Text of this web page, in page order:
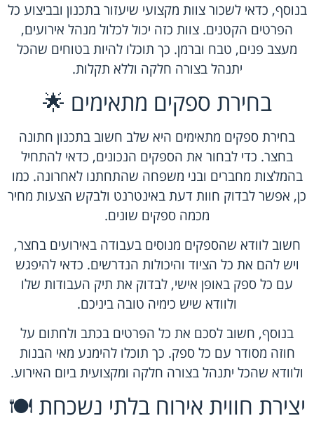
בנוסף, כדאי לשכור צוות מקצועי שיעזור בתכנון ובביצוע כל
הפרטים הקטנים. צוות כזה יכול לכלול מנהל אירועים,
מעצב פנים, טבח וברמן. כך תוכלו להיות בטוחים שהכל
יתנהל בצורה חלקה וללא תקלות.
בחירת ספקים מתאימים 🌟
בחירת ספקים מתאימים היא שלב חשוב בתכנון חתונה
בחצר. כדי לבחור את הספקים הנכונים, כדאי להתחיל
בהמלצות מחברים ובני משפחה שהתחתנו לאחרונה. כמו
כן, אפשר לבדוק חוות דעת באינטרנט ולבקש הצעות מחיר
מכמה ספקים שונים.
חשוב לוודא שהספקים מנוסים בעבודה באירועים בחצר,
ויש להם את כל הציוד והיכולות הנדרשים. כדאי להיפגש
עם כל ספק באופן אישי, לבדוק את תיק העבודות שלו
ולוודא שיש כימיה טובה ביניכם.
בנוסף, חשוב לסכם את כל הפרטים בכתב ולחתום על
חוזה מסודר עם כל ספק. כך תוכלו להימנע מאי הבנות
ולוודא שהכל יתנהל בצורה חלקה ומקצועית ביום האירוע.
יצירת חווית אירוח בלתי נשכחת 🍽️